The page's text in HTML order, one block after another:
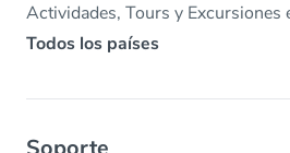
Actividades, Tours y Excursiones
Todos los países